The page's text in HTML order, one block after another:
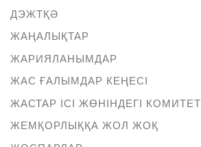
ДЭЖТҚӘ
ЖАҢАЛЫҚТАР
ЖАРИЯЛАНЫМДАР
ЖАС ҒАЛЫМДАР КЕҢЕСІ
ЖАСТАР ІСІ ЖӨНІНДЕГІ КОМИТЕТ
ЖЕМҚОРЛЫҚҚА ЖОЛ ЖОҚ